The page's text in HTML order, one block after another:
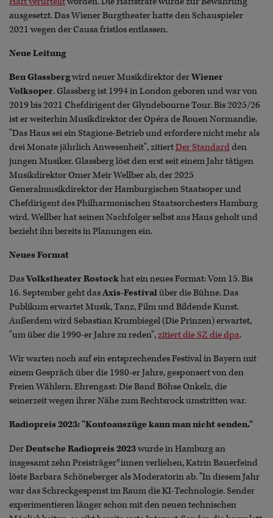
ausgesetzt. Das Wiener Burgtheater hatte den Schauspieler
2021 wegen der Causa fristlos entlassen.
Neue Leitung
Ben Glassbergwird neuer Musikdirektor derWiener
Volksoper. Glassberg ist 1994 in London geboren und war von
2019 bis 2021 Chefdirigent der Glyndebourne Tour. Bis 2025/26
ist er weiterhin Musikdirektor der Opéra de Rouen Normandie.
"Das Haus sei ein Stagione-Betrieb und erfordere nicht mehr als
drei Monate jährlich Anwesenheit", zitiertDer Standardden
jungen Musiker. Glassberg löst den erst seit einem Jahr tätigen
Musikdirektor Omer Meir Wellber ab, der 2025
Generalmusikdirektor der Hamburgischen Staatsoper und
Chefdirigent des Philharmonischen Staatsorchesters Hamburg
wird. Wellber hat seinen Nachfolger selbst ans Haus geholt und
bezieht ihn bereits in Planungen ein.
Neues Format
DasVolkstheater Rostockhat ein neues Format: Vom 15. Bis
16. September geht dasAxis-Festivalüber die Bühne. Das
Publikum erwartet Musik, Tanz, Film und Bildende Kunst.
Außerdem wird Sebastian Krumbiegel (Die Prinzen) erwartet,
"um über die 1990-er Jahre zu reden",zitiert die SZ die dpa.
Wir warten noch auf ein entsprechendes Festival in Bayern mit
einem Gespräch über die 1980-er Jahre, gesponsert von den
Freien Wählern. Ehrengast: Die Band Böhse Onkelz, die
seinerzeit wegen ihrer Nähe zum Rechtsrock umstritten war.
Radiopreis 2023: "Kontoauszüge kann man nicht senden."
DerDeutsche Radiopreis 2023wurde in Hamburg an
insgesamt zehn Preisträger*innen verliehen, Katrin Bauerfeind
löste Barbara Schöneberger als Moderatorin ab. "In diesem Jahr
war das Schreckgespenst im Raum die KI-Technologie. Sender
experimentieren länger schon mit den neuen technischen